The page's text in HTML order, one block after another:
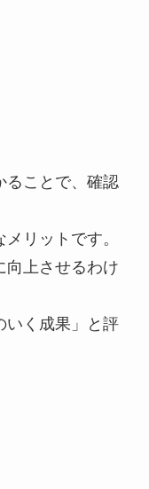
ることで、確認
リットです。
向上させるわけ
いく成果」と評